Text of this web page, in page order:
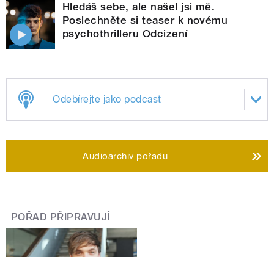
Hledáš sebe, ale našel jsi mě.
Poslechněte si teaser k novému
psychothrilleru Odcizení
Odebírejte jako podcast
Audioarchiv pořadu
POŘAD PŘIPRAVUJÍ